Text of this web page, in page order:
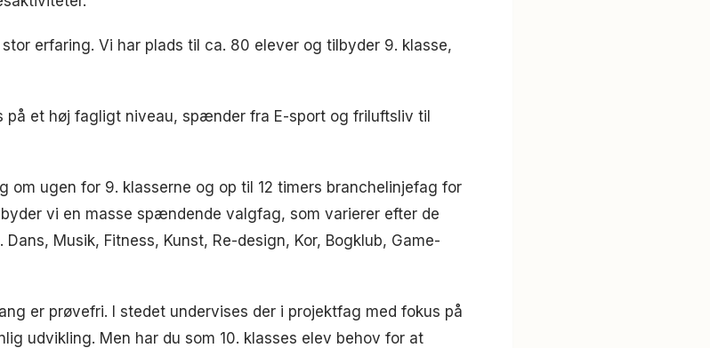
erfaring. Vi har plads til ca. 80 elever og tilbyder 9. klasse,
på et høj fagligt niveau, spænder fra E-sport og friluftsliv til
om ugen for 9. klasserne og op til 12 timers branchelinjefag for
vi en masse spændende valgfag, som varierer efter de
Musik, Fitness, Kunst, Re-design, Kor, Bogklub, Game-
er prøvefri. I stedet undervises der i projektfag med fokus på
udvikling. Men har du som 10. klasses elev behov for at